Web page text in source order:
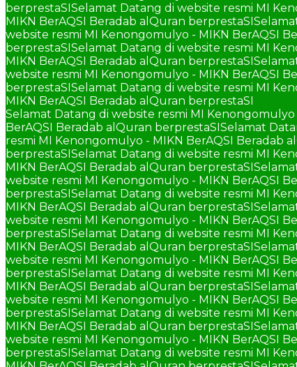
berprestaSISelamat Datang di website resmi MI
MIKN BerAQSI Beradab alQuran berprestaSI
website resmi MI Kenongomulyo - MIKN BerAQSI
berprestaSISelamat Datang di website resmi MI
MIKN BerAQSI Beradab alQuran berprestaSI
website resmi MI Kenongomulyo - MIKN BerAQSI
berprestaSISelamat Datang di website resmi MI
MIKN BerAQSI Beradab alQuran berprestaSI
Selamat Datang di website resmi MI
BerAQSI Beradab alQuran berprestaSISelamat
resmi MI Kenongomulyo - MIKN BerAQSI Beradab
berprestaSISelamat Datang di website resmi MI
MIKN BerAQSI Beradab alQuran berprestaSI
website resmi MI Kenongomulyo - MIKN BerAQSI
berprestaSISelamat Datang di website resmi MI
MIKN BerAQSI Beradab alQuran berprestaSI
website resmi MI Kenongomulyo - MIKN BerAQSI
berprestaSISelamat Datang di website resmi MI
MIKN BerAQSI Beradab alQuran berprestaSI
website resmi MI Kenongomulyo - MIKN BerAQSI
berprestaSISelamat Datang di website resmi MI
MIKN BerAQSI Beradab alQuran berprestaSI
website resmi MI Kenongomulyo - MIKN BerAQSI
berprestaSISelamat Datang di website resmi MI
MIKN BerAQSI Beradab alQuran berprestaSI
website resmi MI Kenongomulyo - MIKN BerAQSI
berprestaSISelamat Datang di website resmi MI